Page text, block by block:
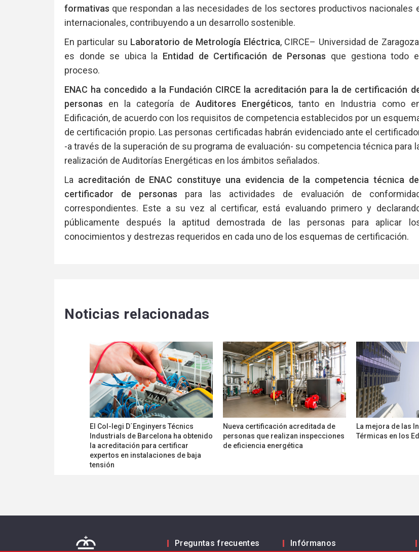
formativas que respondan a las necesidades de los sectores productivos nacionales
internacionales, contribuyendo a un desarrollo sostenible.
En particular su Laboratorio de Metrología Eléctrica, CIRCE– Universidad de Zaragoza
es donde se ubica la Entidad de Certificación de Personas que gestiona todo el
proceso.
ENAC ha concedido a la Fundación CIRCE la acreditación para la de certificación
personas en la categoría de Auditores Energéticos, tanto en Industria como
Edificación, de acuerdo con los requisitos de competencia establecidos por un
de certificación propio. Las personas certificadas habrán evidenciado ante el
-a través de la superación de su programa de evaluación- su competencia técnica para
realización de Auditorías Energéticas en los ámbitos señalados.
La acreditación de ENAC constituye una evidencia de la competencia técnica del
certificador de personas para las actividades de evaluación de
correspondientes. Este a su vez al certificar, está evaluando primero y
públicamente después la aptitud demostrada de las personas para aplicar
conocimientos y destrezas requeridos en cada uno de los esquemas de certificación.
Noticias relacionadas
El Col-legi D´Enginyers Técnics
Industrials de Barcelona ha obtenido
la acreditación para certificar
expertos en instalaciones de baja
tensión
Nueva certificación acreditada de
personas que realizan inspecciones
de eficiencia energética
La mejora de las
Térmicas en los
Preguntas frecuentes Infórmanos